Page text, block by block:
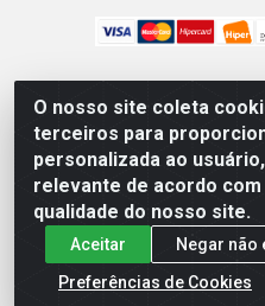
O nosso site coleta
terceiros para
personalizada ao
relevante de acordo
qualidade do nosso site.
Aceitar
Negar não
Preferências de Cookies
ABRASEG COMÉRCIO
10.894.768/0001-00 -
Penha Circular - Rio de